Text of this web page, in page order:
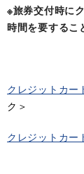
※旅券交付時に
時間を要するこ
クレジットカー
ク＞
クレジットカー